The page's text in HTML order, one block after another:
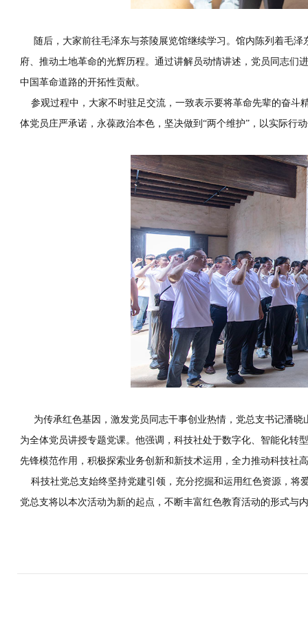
随后，大家前往毛泽东与茶陵展览馆继续学习。馆内陈列着毛
府、推动土地革命的光辉历程。通过讲解员动情讲述，党员同志们
中国革命道路的开拓性贡献。
参观过程中，大家不时驻足交流，一致表示要将革命先辈的奋斗
体党员庄严承诺，永葆政治本色，坚决做到“两个维护”，以实际行
为传承红色基因，激发党员同志干事创业热情，党总支书记潘
为全体党员讲授专题党课。他强调，科技社处于数字化、智能化转
先锋模范作用，积极探索业务创新和新技术运用，全力推动科技社
科技社党总支始终坚持党建引领，充分挖掘和运用红色资源，将
党总支将以本次活动为新的起点，不断丰富红色教育活动的形式与